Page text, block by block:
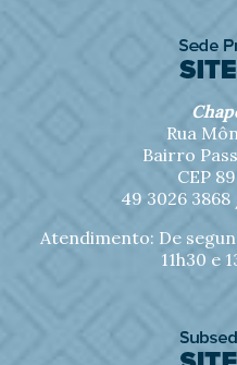
Rua
Bairro
CEP
49 3026
Atendimento: De
11h30 e